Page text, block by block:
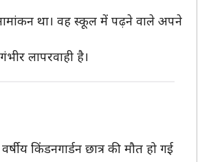
था। वह स्कूल में पढ़ने वाले अपने
लापरवाही है।
किंडनगार्डन छात्र की मौत हो गई